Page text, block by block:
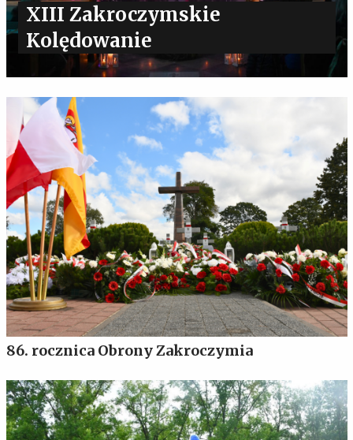
XIII Zakroczymskie
Kolędowanie
86. rocznica Obrony Zakroczymia